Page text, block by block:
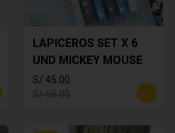
LAPICEROS SET X 6
UND MICKEY MOUSE
S/ 45.00
S/ 65.00